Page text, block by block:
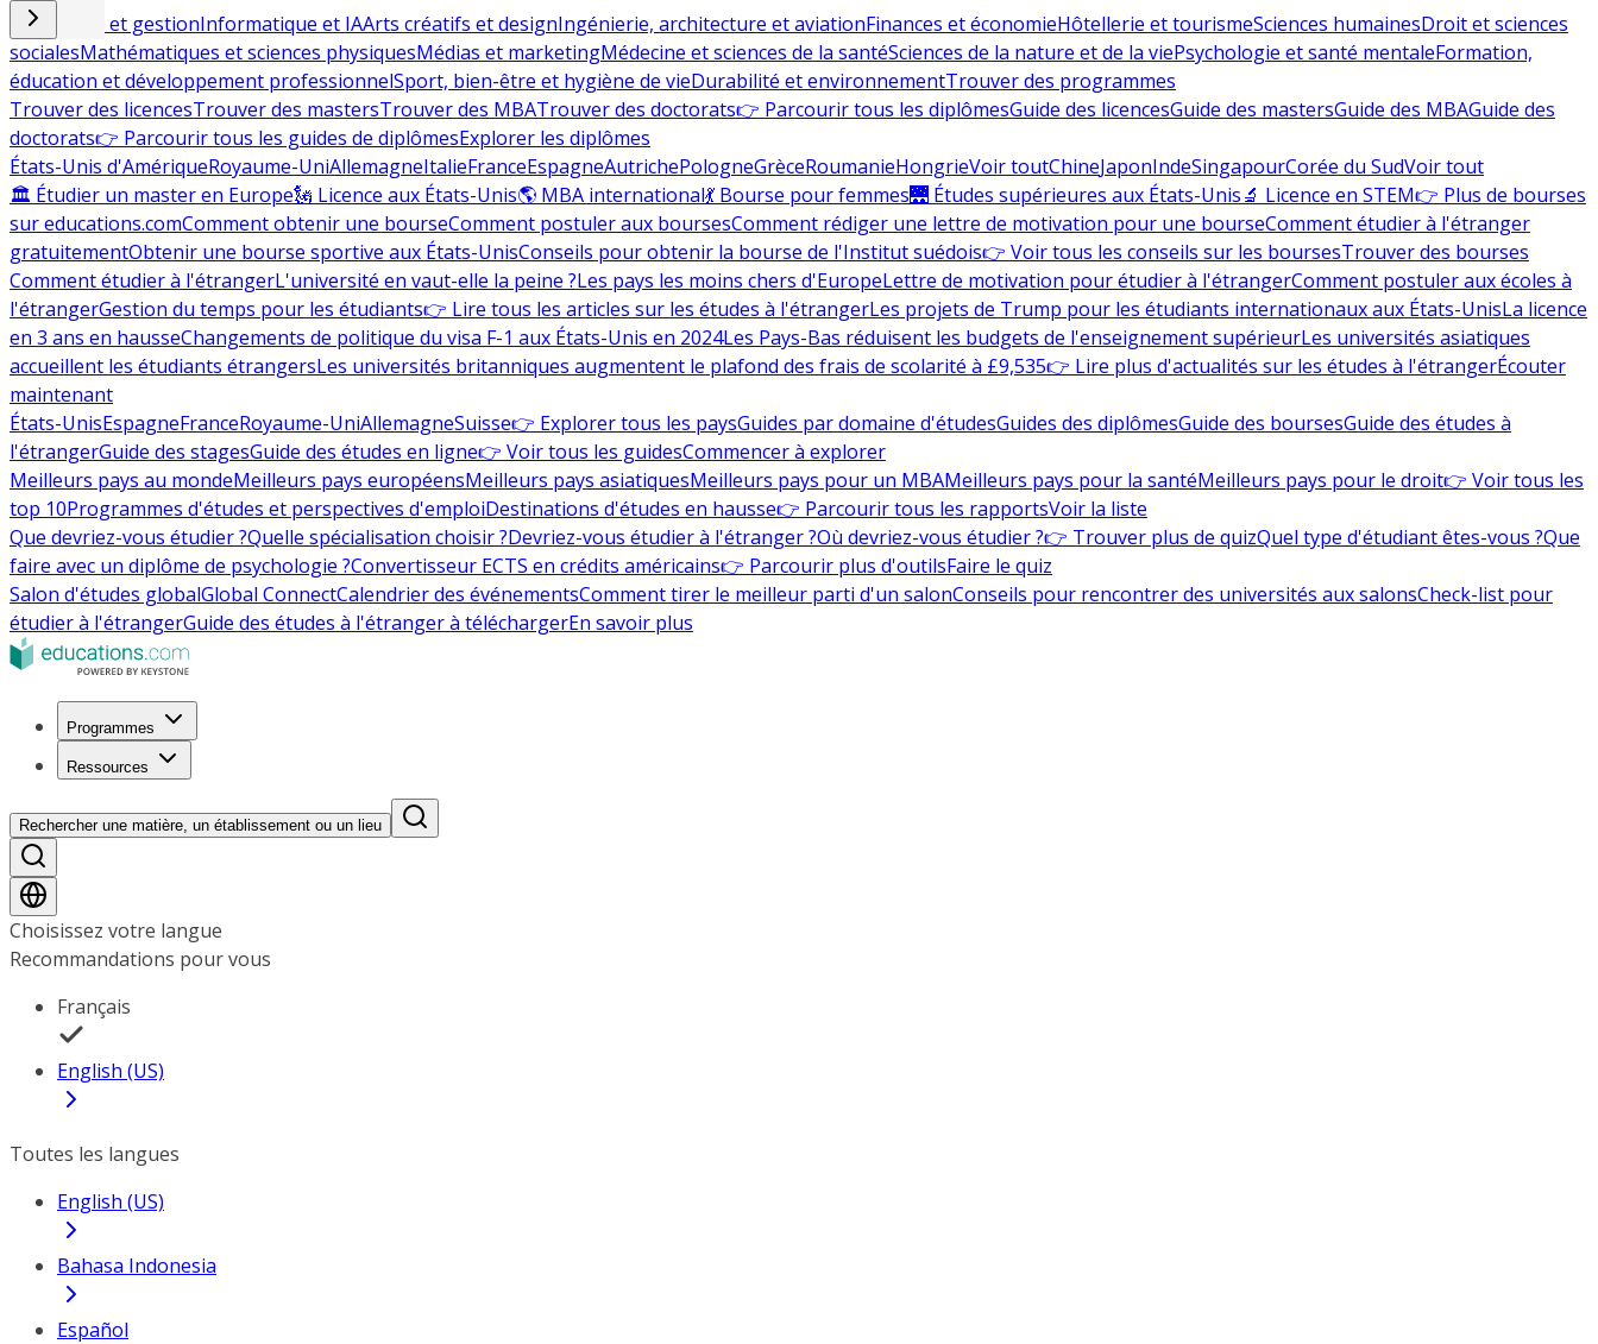
Commerce et gestionInformatique et IAArts créatifs et designIngénierie, architecture et aviationFinances et économieHôtellerie et tourismeSciences humainesDroit et sciences
socialesMathématiques et sciences physiquesMédias et marketingMédecine et sciences de la santéSciences de la nature et de la viePsychologie et santé mentaleFormation,
éducation et développement professionnelSport, bien-être et hygiène de vieDurabilité et environnementTrouver des programmes
Trouver des licencesTrouver des mastersTrouver des MBATrouver des doctorats👉 Parcourir tous les diplômesGuide des licencesGuide des mastersGuide des MBAGuide des
doctorats👉 Parcourir tous les guides de diplômesExplorer les diplômes
États-Unis d'AmériqueRoyaume-UniAllemagneItalieFranceEspagneAutrichePologneGrèceRoumanieHongrieVoir toutChineJaponIndeSingapourCorée du SudVoir tout
🏛 Étudier un master en Europe🗽 Licence aux États-Unis🌎 MBA international💃 Bourse pour femmes🌉 Études supérieures aux États-Unis🔬 Licence en STEM👉 Plus de bourses
sur educations.comComment obtenir une bourseComment postuler aux boursesComment rédiger une lettre de motivation pour une bourseComment étudier à l'étranger
gratuitementObtenir une bourse sportive aux États-UnisConseils pour obtenir la bourse de l'Institut suédois👉 Voir tous les conseils sur les boursesTrouver des bourses
Comment étudier à l'étrangerL'université en vaut-elle la peine ?Les pays les moins chers d'EuropeLettre de motivation pour étudier à l'étrangerComment postuler aux écoles à
l'étrangerGestion du temps pour les étudiants👉 Lire tous les articles sur les études à l'étrangerLes projets de Trump pour les étudiants internationaux aux États-UnisLa licence
en 3 ans en hausseChangements de politique du visa F-1 aux États-Unis en 2024Les Pays-Bas réduisent les budgets de l'enseignement supérieurLes universités asiatiques
accueillent les étudiants étrangersLes universités britanniques augmentent le plafond des frais de scolarité à £9,535👉 Lire plus d'actualités sur les études à l'étrangerÉcouter
maintenant
États-UnisEspagneFranceRoyaume-UniAllemagneSuisse👉 Explorer tous les paysGuides par domaine d'étudesGuides des diplômesGuide des boursesGuide des études à
l'étrangerGuide des stagesGuide des études en ligne👉 Voir tous les guidesCommencer à explorer
Meilleurs pays au mondeMeilleurs pays européensMeilleurs pays asiatiquesMeilleurs pays pour un MBAMeilleurs pays pour la santéMeilleurs pays pour le droit👉 Voir tous les
top 10Programmes d'études et perspectives d'emploiDestinations d'études en hausse👉 Parcourir tous les rapportsVoir la liste
Que devriez-vous étudier ?Quelle spécialisation choisir ?Devriez-vous étudier à l'étranger ?Où devriez-vous étudier ?👉 Trouver plus de quizQuel type d'étudiant êtes-vous ?Que
faire avec un diplôme de psychologie ?Convertisseur ECTS en crédits américains👉 Parcourir plus d'outilsFaire le quiz
Salon d'études globalGlobal ConnectCalendrier des événementsComment tirer le meilleur parti d'un salonConseils pour rencontrer des universités aux salonsCheck-list pour
étudier à l'étrangerGuide des études à l'étranger à téléchargerEn savoir plus
Programmes
Ressources
Rechercher une matière, un établissement ou un lieu
Choisissez votre langue
Recommandations pour vous
Français
English (US)
Toutes les langues
English (US)
Bahasa Indonesia
Español